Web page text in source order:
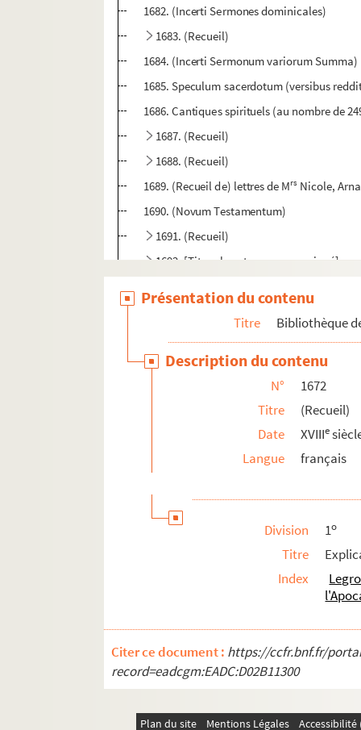
1682. (Incerti Sermones dominicales)
1683. (Recueil)
1684. (Incerti Sermonum variorum Summa)
1685. Speculum sacerdotum (versibus
1686. Cantiques spirituels (au nombre de
1687. (Recueil)
1688. (Recueil)
1689. (Recueil de) lettres de Mrs Nicole,
1690. (Novum Testamentum)
1691. (Recueil)
1692. [Titre absent ou non renseigné]
1696. (Recueil)
1698. S. Augustini libri
1699. Psalterium græcum
1700. Petri de Riga, Remensis presbyteri,
1702. Fratris Guidonis, de ordine fratrum
1703. Fratris Mauritii, de ordine fratrum
1705. Distinctiones (Capitulorum
1708. In festo S. Mariæ Magdalenes
1709. Ci se commancent les
1710. (Magistri Raymundi de Pennaforti)
Présentation du contenu
Titre Bibliothèque
Description du contenu
N°
1672
Titre
(Recueil)
Date
XVIIIe
Langue
français
Division 1o
Titre
Index
Citer ce document : https://ccfr.bnf.fr/
record=eadcgm:EADC:D02B11300
Plan du site Mentions Légales